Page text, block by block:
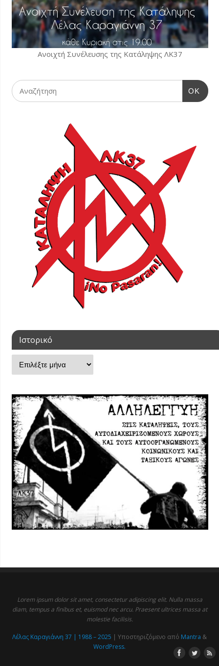
Ανοιχτή Συνέλευσης της Κατάληψης ΛΚ37
OK
Ιστορικό
Lorem ipsum dolor sit amet, consectetur adipiscing elit. Nulla massa
diam, tempus a finibus et, euismod nec arcu. Praesent ultrices massa at
molestie facilisis.
Λέλας Καραγιάννη 37 | 1988 – 2025 | Υποστηριζόμενο από Mantra &
WordPress.